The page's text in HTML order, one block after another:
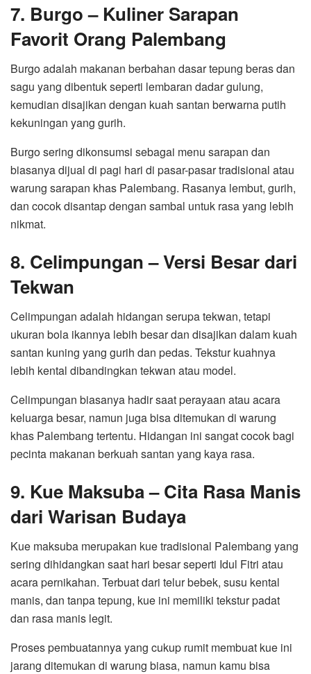
7. Burgo – Kuliner Sarapan
Favorit Orang Palembang
Burgo adalah makanan berbahan dasar tepung beras dan
sagu yang dibentuk seperti lembaran dadar gulung,
kemudian disajikan dengan kuah santan berwarna putih
kekuningan yang gurih.
Burgo sering dikonsumsi sebagai menu sarapan dan
biasanya dijual di pagi hari di pasar-pasar tradisional atau
warung sarapan khas Palembang. Rasanya lembut, gurih,
dan cocok disantap dengan sambal untuk rasa yang lebih
nikmat.
8. Celimpungan – Versi Besar dari
Tekwan
Celimpungan adalah hidangan serupa tekwan, tetapi
ukuran bola ikannya lebih besar dan disajikan dalam kuah
santan kuning yang gurih dan pedas. Tekstur kuahnya
lebih kental dibandingkan tekwan atau model.
Celimpungan biasanya hadir saat perayaan atau acara
keluarga besar, namun juga bisa ditemukan di warung
khas Palembang tertentu. Hidangan ini sangat cocok bagi
pecinta makanan berkuah santan yang kaya rasa.
9. Kue Maksuba – Cita Rasa Manis
dari Warisan Budaya
Kue maksuba merupakan kue tradisional Palembang yang
sering dihidangkan saat hari besar seperti Idul Fitri atau
acara pernikahan. Terbuat dari telur bebek, susu kental
manis, dan tanpa tepung, kue ini memiliki tekstur padat
dan rasa manis legit.
Proses pembuatannya yang cukup rumit membuat kue ini
jarang ditemukan di warung biasa, namun kamu bisa